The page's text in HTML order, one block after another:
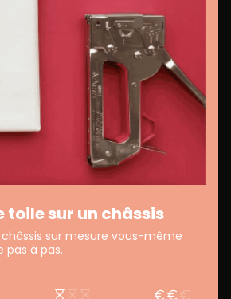
toile sur un châssis
sur mesure vous-même
pas à pas.